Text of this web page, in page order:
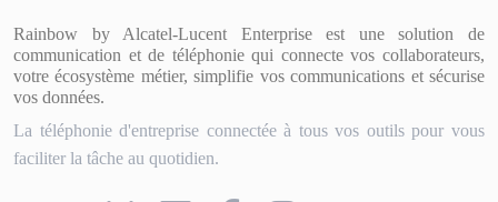
Rainbow by Alcatel-Lucent Enterprise est une solution de
communication et de téléphonie qui connecte vos collaborateurs,
votre écosystème métier, simplifie vos communications et sécurise
vos données.
La téléphonie d'entreprise connectée à tous vos outils pour vous
faciliter la tâche au quotidien.